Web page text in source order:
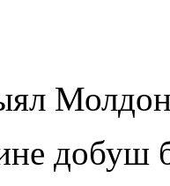
добуш